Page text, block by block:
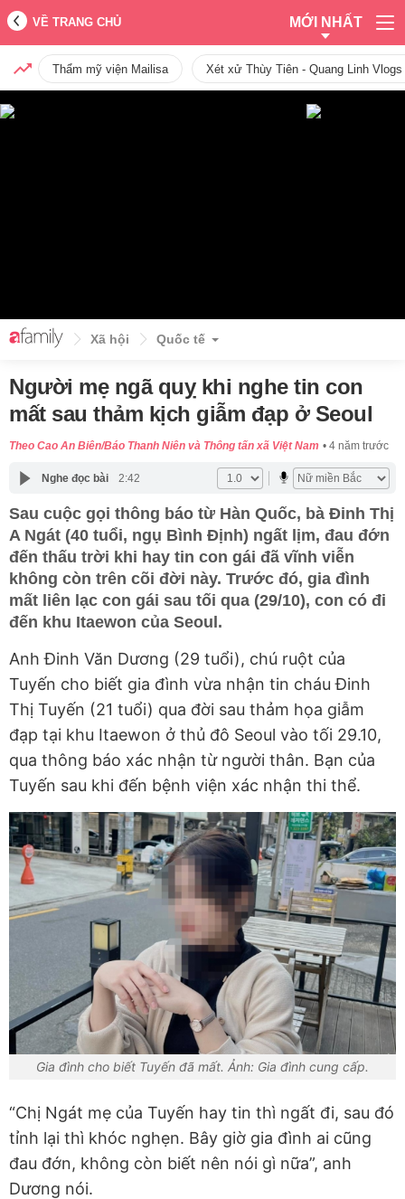
VỀ TRANG CHỦ MỚI NHẤT
Thẩm mỹ viện Mailisa Xét xử Thùy Tiên - Quang Linh
Xã hội Quốc tế
Người mẹ ngã quỵ khi nghe tin con
mất sau thảm kịch giẫm đạp ở Seoul
Theo Cao An Biên/Báo Thanh Niên và Thông tấn xã Việt Nam 4 năm trước
Nghe đọc bài 2:42
Sau cuộc gọi thông báo từ Hàn Quốc, bà Đinh Thị
A Ngát (40 tuổi, ngụ Bình Định) ngất lịm, đau đớn
đến thấu trời khi hay tin con gái đã vĩnh viễn
không còn trên cõi đời này. Trước đó, gia đình
mất liên lạc con gái sau tối qua (29/10), con có đi
đến khu Itaewon của Seoul.
Anh Đinh Văn Dương (29 tuổi), chú ruột của
Tuyến cho biết gia đình vừa nhận tin cháu Đinh
Thị Tuyến (21 tuổi) qua đời sau thảm họa giẫm
đạp tại khu Itaewon ở thủ đô Seoul vào tối 29.10,
qua thông báo xác nhận từ người thân. Bạn của
Tuyến sau khi đến bệnh viện xác nhận thi thể.
Gia đình cho biết Tuyến đã mất. Ảnh: Gia đình cung cấp.
“Chị Ngát mẹ của Tuyến hay tin thì ngất đi, sau đó
tỉnh lại thì khóc nghẹn. Bây giờ gia đình ai cũng
đau đớn, không còn biết nên nói gì nữa”, anh
Dương nói.